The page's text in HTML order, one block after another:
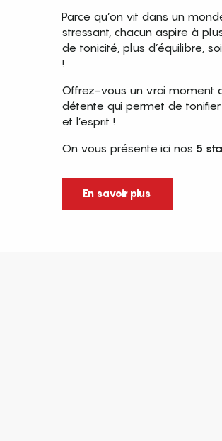
Parce qu’on vit dans un
stressant, chacun aspire à
de tonicité, plus d’équilibre,
!
Offrez-vous un vrai moment
détente qui permet de
et l’esprit !
On vous présente ici nos 5
En savoir plus